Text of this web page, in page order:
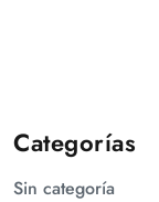
Categorías
Sin categoría